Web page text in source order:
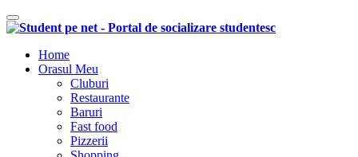
Comutare navigare
Home
Orasul Meu
Cluburi
Restaurante
Baruri
Fast food
Pizzerii